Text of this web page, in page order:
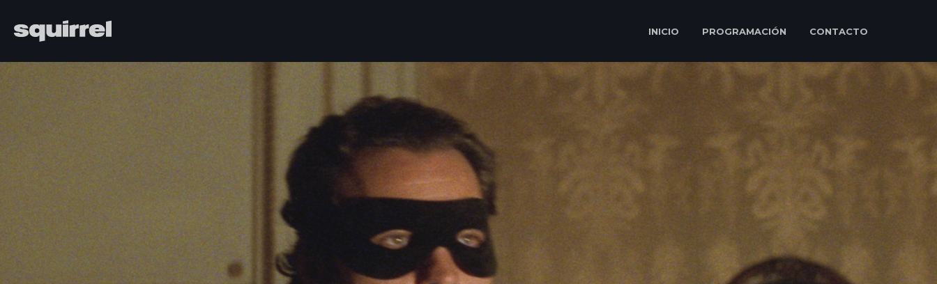
INICIO PROGRAMACIÓN CONTACTO